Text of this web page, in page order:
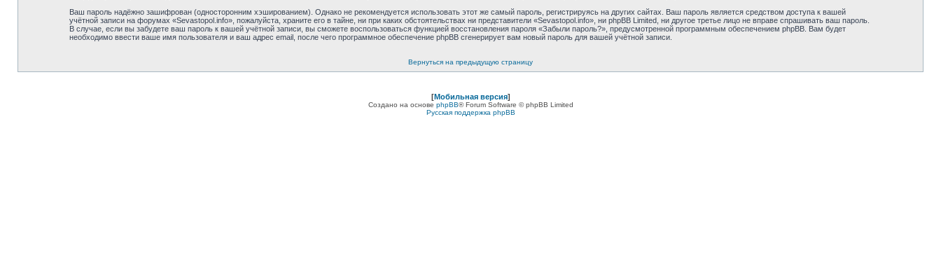
Ваш пароль надёжно зашифрован (односторонним хэшированием). Однако не рекомендуется использовать этот же самый пароль, регистрируясь на других сайтах. Ваш пароль является средством доступа к вашей
учётной записи на форумах «Sevastopol.info», пожалуйста, храните его в тайне, ни при каких обстоятельствах ни представители «Sevastopol.info», ни phpBB Limited, ни другое третье лицо не вправе спрашивать ваш пароль.
В случае, если вы забудете ваш пароль к вашей учётной записи, вы сможете воспользоваться функцией восстановления пароля «Забыли пароль?», предусмотренной программным обеспечением phpBB. Вам будет
необходимо ввести ваше имя пользователя и ваш адрес email, после чего программное обеспечение phpBB сгенерирует вам новый пароль для вашей учётной записи.
Вернуться на предыдущую страницу
[Мобильная версия]
Создано на основе phpBB® Forum Software © phpBB Limited
Русская поддержка phpBB